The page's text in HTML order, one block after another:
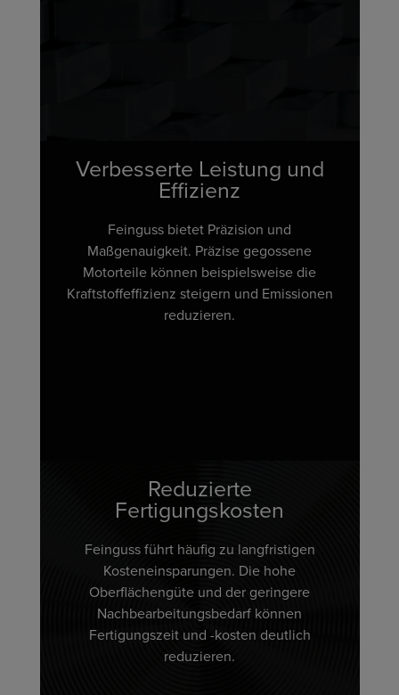
Verbesserte Leistung und
Effizienz
Feinguss bietet Präzision und
Maßgenauigkeit. Präzise gegossene
Motorteile können beispielsweise die
Kraftstoffeffizienz steigern und Emissionen
reduzieren.
Reduzierte
Fertigungskosten
Feinguss führt häufig zu langfristigen
Kosteneinsparungen. Die hohe
Oberflächengüte und der geringere
Nachbearbeitungsbedarf können
Fertigungszeit und -kosten deutlich
reduzieren.